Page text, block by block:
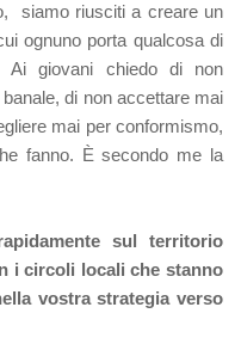
siamo riusciti a creare un
ognuno porta qualcosa di
giovani chiedo di non
di non accettare mai
mai per conformismo,
fanno. È secondo me la
sul territorio
i circoli locali che stanno
vostra strategia verso